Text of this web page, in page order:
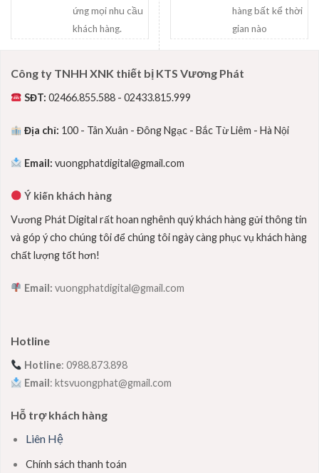
ứng mọi nhu cầu
khách hàng.
hàng bất kể thời
gian nào
Công ty TNHH XNK thiết bị KTS Vương Phát
SĐT: 02466.855.588 - 02433.815.999
Địa chỉ: 100 - Tân Xuân - Đông Ngạc - Bắc Từ Liêm - Hà Nội
Email: vuongphatdigital@gmail.com
Ý kiến khách hàng
Vương Phát Digital rất hoan nghênh quý khách hàng gửi thông tin
và góp ý cho chúng tôi để chúng tôi ngày càng phục vụ khách hàng
chất lượng tốt hơn!
Email:vuongphatdigital@gmail.com
Hotline
Hotline: 0988.873.898
Email: ktsvuongphat@gmail.com
Hỗ trợ khách hàng
Liên Hệ
Chính sách thanh toán